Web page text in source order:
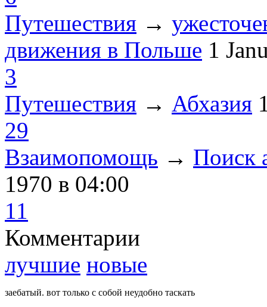
Путешествия →
движения в Польше 1
3
Путешествия → Абхазия
29
Взаимопомощь → Поиск
1970 в 04:00
11
Комментарии
лучшие новые
заебатый. вот только с собой неудобно таскать